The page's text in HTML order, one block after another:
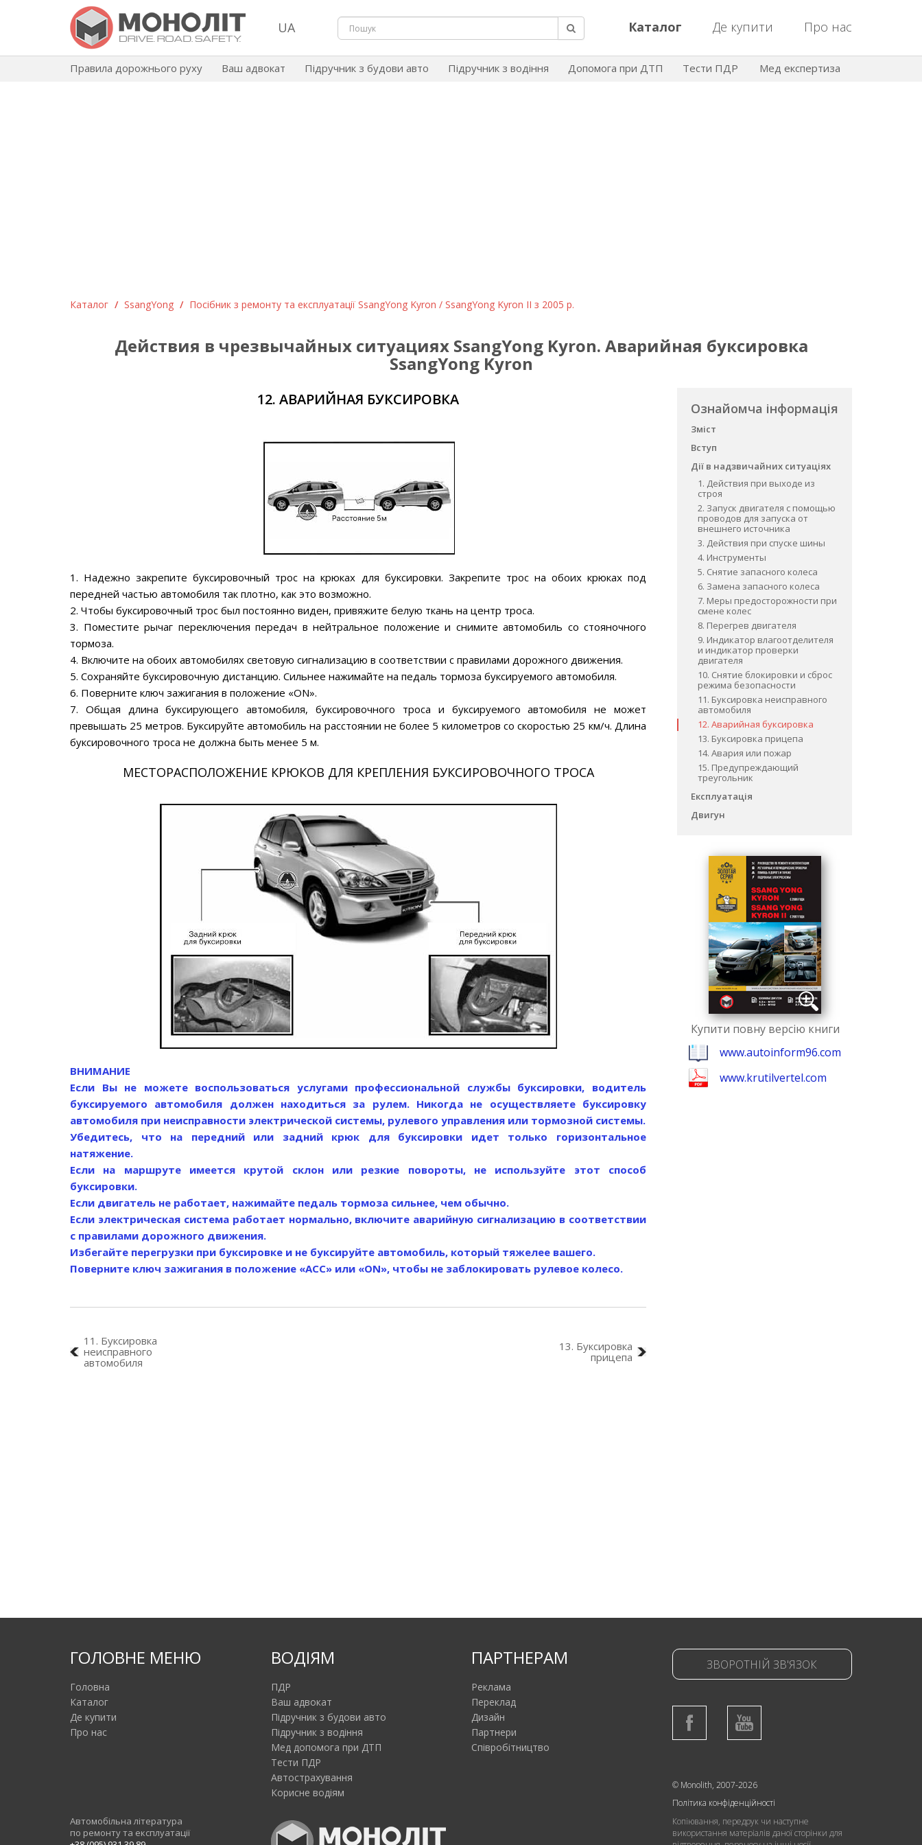
UA Каталог Де купити Про нас
Правила дорожнього руху Ваш адвокат Підручник з будови авто Підручник з водіння Допомога при ДТП Тести ПДР Мед експертиза
Каталог / SsangYong / Посібник з ремонту та експлуатації SsangYong Kyron / SsangYong Kyron II з 2005 р.
Действия в чрезвычайных ситуациях SsangYong Kyron. Аварийная буксировка
SsangYong Kyron
Ознайомча інформація
Зміст
Вступ
Дії в надзвичайних ситуаціях
1. Действия при выходе из
строя
2. Запуск двигателя с помощью
проводов для запуска от
внешнего источника
3. Действия при спуске шины
4. Инструменты
5. Снятие запасного колеса
6. Замена запасного колеса
7. Меры предосторожности при
смене колес
8. Перегрев двигателя
9. Индикатор влагоотделителя
и индикатор проверки
двигателя
10. Снятие блокировки и сброс
режима безопасности
11. Буксировка неисправного
автомобиля
12. Аварийная буксировка
13. Буксировка прицепа
14. Авария или пожар
15. Предупреждающий
треугольник
Експлуатація
Двигун
Купити повну версію книги
www.autoinform96.com
www.krutilvertel.com
12. АВАРИЙНАЯ БУКСИРОВКА
1. Надежно закрепите буксировочный трос на крюках для буксировки. Закрепите трос на обоих крюках под
передней частью автомобиля так плотно, как это возможно.
2. Чтобы буксировочный трос был постоянно виден, привяжите белую ткань на центр троса.
3. Поместите рычаг переключения передач в нейтральное положение и снимите автомобиль со стояночного
тормоза.
4. Включите на обоих автомобилях световую сигнализацию в соответствии с правилами дорожного движения.
5. Сохраняйте буксировочную дистанцию. Сильнее нажимайте на педаль тормоза буксируемого автомобиля.
6. Поверните ключ зажигания в положение «ON».
7. Общая длина буксирующего автомобиля, буксировочного троса и буксируемого автомобиля не может
превышать 25 метров. Буксируйте автомобиль на расстоянии не более 5 километров со скоростью 25 км/ч. Длина
буксировочного троса не должна быть менее 5 м.
МЕСТОРАСПОЛОЖЕНИЕ КРЮКОВ ДЛЯ КРЕПЛЕНИЯ БУКСИРОВОЧНОГО ТРОСА
ВНИМАНИЕ
Если Вы не можете воспользоваться услугами профессиональной службы буксировки, водитель
буксируемого автомобиля должен находиться за рулем. Никогда не осуществляете буксировку
автомобиля при неисправности электрической системы, рулевого управления или тормозной системы.
Убедитесь, что на передний или задний крюк для буксировки идет только горизонтальное
натяжение.
Если на маршруте имеется крутой склон или резкие повороты, не используйте этот способ
буксировки.
Если двигатель не работает, нажимайте педаль тормоза сильнее, чем обычно.
Если электрическая система работает нормально, включите аварийную сигнализацию в соответствии
с правилами дорожного движения.
Избегайте перегрузки при буксировке и не буксируйте автомобиль, который тяжелее вашего.
Поверните ключ зажигания в положение «АСС» или «ON», чтобы не заблокировать рулевое колесо.
11. Буксировка
неисправного
автомобиля
13. Буксировка
прицепа
ГОЛОВНЕ МЕНЮ
Головна
Каталог
Де купити
Про нас
ВОДІЯМ
ПДР
Ваш адвокат
Підручник з будови авто
Підручник з водіння
Мед допомога при ДТП
Тести ПДР
Автострахування
Корисне водіям
ПАРТНЕРАМ
Реклама
Переклад
Дизайн
Партнери
Співробітництво
ЗВОРОТНІЙ ЗВ'ЯЗОК
Автомобільна література
по ремонту та експлуатації
© Monolith, 2007-2026
Політика конфіденційності
Копіювання, передрук чи наступне
використання матеріалів даної сторінки для